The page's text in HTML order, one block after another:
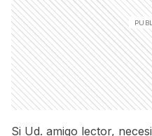
Si Ud. amigo lector,